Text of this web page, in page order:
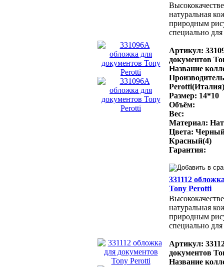
натуральная
природным
специально
Артикул:
документов
Название
Perotti(Италия)
Размер: 14*10
Объём:
Вес:
Материал:
Цвета:
Красный(4)
Гарантия:
331112
Tony Perotti
натуральная
природным
специально
Артикул:
документов
Название